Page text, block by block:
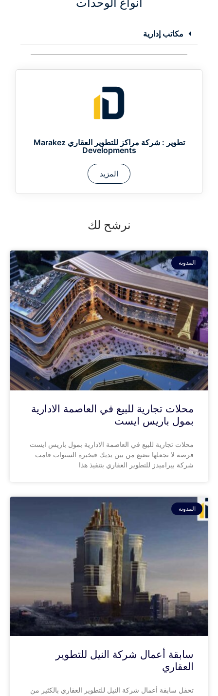
أنواع الوحدات
مكاتب إدارية
تطوير :
شركة مراكز للتطوير العقاري Marakez
Developments
المزيد
نرشح لك
المدونة
محلات تجارية للبيع في العاصمة الادارية
بمول باريس ايست
محلات تجارية للبيع في العاصمة الادارية بمول باريس ايست
فرصة لا تجعلها تضيع من بين يديك فبخبرة السنوات قامت
شركة بيراميدز للتطوير العقاري بتنفيذ هذا
المدونة
سابقة أعمال شركة النيل للتطوير
العقاري
تحفل سابقة أعمال شركة النيل للتطوير العقاري بالكثير من